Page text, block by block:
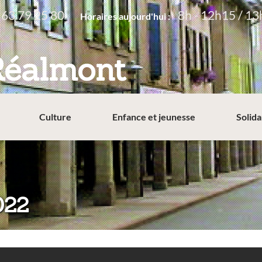
79 25 80 Horaires aujourd'hui : 8h - 12h15 /
Culture Enfance et jeunesse